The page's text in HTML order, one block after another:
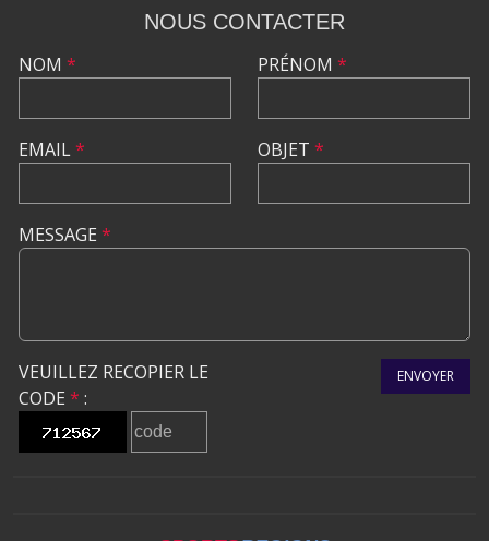
NOUS CONTACTER
NOM *
EMAIL*
PRÉNOM *
OBJET *
MESSAGE *
VEUILLEZ RECOPIER LE
CODE * :
ENVOYER